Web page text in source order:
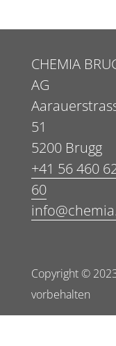
CHEMIA
AG
51
5200 Brugg
+41 56 460
60
Copyright ©
vorbehalten